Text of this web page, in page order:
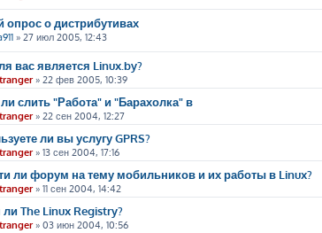
о дистрибутивах
» 27 июл 2005, 12:43
вас является Linux.by?
» 22 фев 2005, 10:39
слить "Работа" и "Барахолка" в
» 22 сен 2004, 12:27
ли вы услугу GPRS?
» 13 сен 2004, 17:16
ли форум на тему мобильников и их работы в Linux?
» 11 сен 2004, 14:42
The Linux Registry?
» 03 июн 2004, 10:56